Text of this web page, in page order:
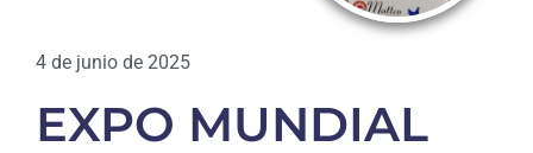
4 de junio de 2025
EXPO MUNDIAL